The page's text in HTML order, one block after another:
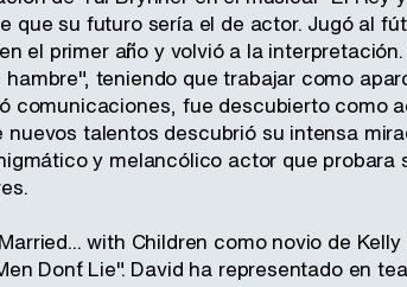
que su futuro sería el de actor. Jugó al
el primer año y volvió a la
teniendo que trabajar como
comunicaciones, fue descubierto como
nuevos talentos descubrió su intensa
y melancólico actor que
with Children como novio de
Don´t Lie". David ha representado en